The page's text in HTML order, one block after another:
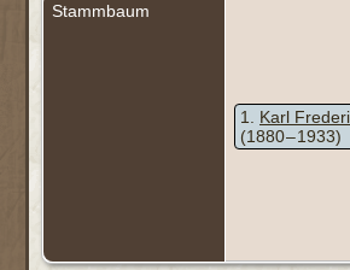
Stammbaum
1
Karl
(1880 – 1933)